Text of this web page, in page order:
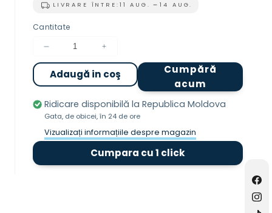
LIVRARE ÎNTRE: 11 AUG. 14 AUG.
Cantitate
Reduceți
cantitatea
pentru
Cristale
Parfumate
Amalfi
Creșteți
cantitatea
pentru
Cristale
Parfumate
Amalfi
Adaugă in coş
Cumpără
acum
Ridicare disponibilă la Republica Moldova
Gata, de obicei, în 24 de ore
Vizualizați informațiile despre magazin
Cumpara cu 1 click